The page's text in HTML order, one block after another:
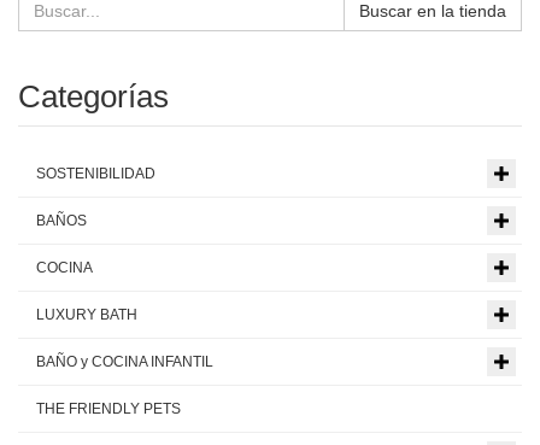
Buscar en la tienda
Categorías
SOSTENIBILIDAD
BAÑOS
COCINA
LUXURY BATH
BAÑO y COCINA INFANTIL
THE FRIENDLY PETS